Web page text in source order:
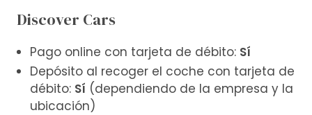
Discover Cars
Pago online con tarjeta de débito: Sí
Depósito al recoger el coche con tarjeta de
débito: Sí (dependiendo de la empresa y la
ubicación)